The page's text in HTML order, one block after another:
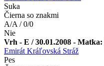
Suka
Čierna so znakmi
A/A / 0/0
Nie
Vrh - E / 30.01.2008 - Matka:
Emirát Kráľovská Stráž
Pes